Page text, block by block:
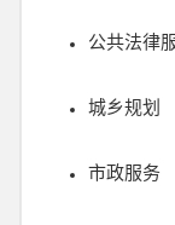
公共法律
城乡规划
市政服务